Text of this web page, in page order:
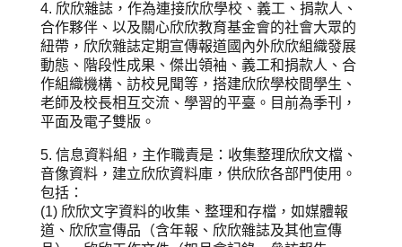
4. 欣欣雜誌，作為連接欣欣學校、義工、捐款人、
合作夥伴、以及關心欣欣教育基金會的社會大眾的
紐帶，欣欣雜誌定期宣傳報道國內外欣欣組織發展
動態、階段性成果、傑出領袖、義工和捐款人、合
作組織機構、訪校見聞等，搭建欣欣學校間學生、
老師及校長相互交流、學習的平臺。目前為季刊，
平面及電子雙版。
5. 信息資料組，主作職責是：收集整理欣欣文檔、
音像資料，建立欣欣資料庫，供欣欣各部門使用。
包括：
(1) 欣欣文字資料的收集、整理和存檔，如媒體報
道、欣欣宣傳品（含年報、欣欣雜誌及其他宣傳